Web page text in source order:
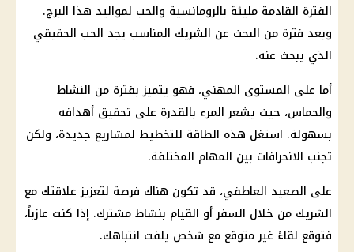
الفترة القادمة مليئة بالرومانسية والحب لمواليد هذا البرج.
وبعد فترة من البحث عن الشريك المناسب يجد الحب الحقيقي
الذي يبحث عنه.
أما على المستوى المهني، فهو يتميز بفترة من النشاط
والحماس، حيث يشعر المرء بالقدرة على تحقيق أهدافه
بسهولة. استغل هذه الطاقة للتخطيط لمشاريع جديدة، ولكن
تجنب الانحرافات بين المهام المختلفة.
على الصعيد العاطفي، قد تكون هناك فرصة لتعزيز علاقتك مع
الشريك من خلال السفر أو القيام بنشاط مشترك. إذا كنت عازباً،
فتوقع لقاءً غير متوقع مع شخص يلفت انتباهك.